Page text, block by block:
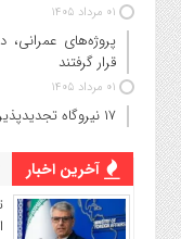
۰۱ مرداد ۱۴۰۵
پروژه‌های عمرانی،
قرار گرفتند
۰۱ مرداد ۱۴۰۵
۱۷ نیروگاه تجدیدپذیر با ظرفیت ۱۵۴ مگاوات به شبکه پیوست
آخرین اخبار